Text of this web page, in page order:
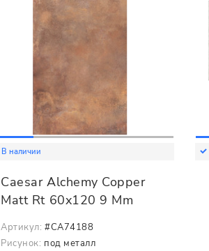
В наличии
Caesar Alchemy Copper
Matt Rt 60x120 9 Mm
Артикул: #CA74188
Рисунок: под металл